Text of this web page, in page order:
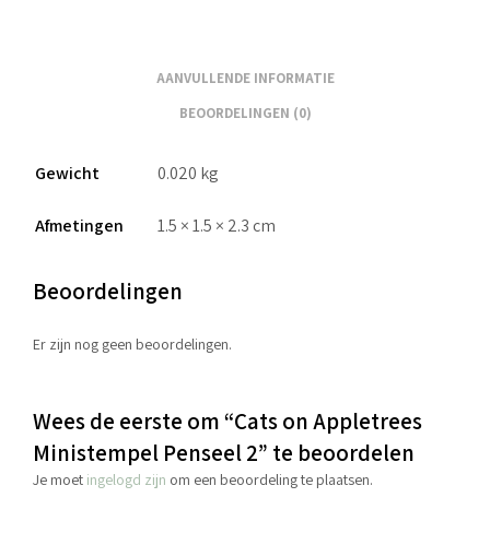
AANVULLENDE INFORMATIE
BEOORDELINGEN (0)
Gewicht 0.020 kg
Afmetingen 1.5 × 1.5 × 2.3 cm
Beoordelingen
Er zijn nog geen beoordelingen.
Wees de eerste om “Cats on Appletrees
Ministempel Penseel 2” te beoordelen
Je moet ingelogd zijn om een beoordeling te plaatsen.